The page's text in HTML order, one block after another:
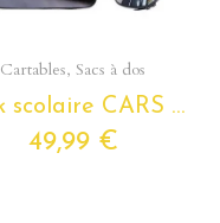
Aperçu rapide
Cartables, Sacs à dos
Pack scolaire CARS à composer pour classes de primaire – Cartable CARS + Trousse CARS assortie
49,99 €